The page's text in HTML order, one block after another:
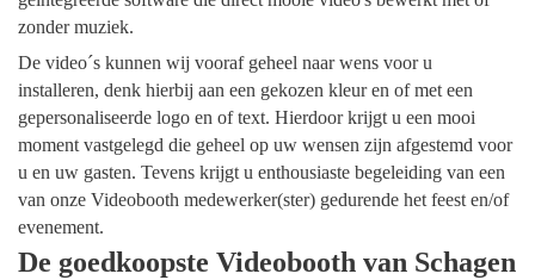
zonder muziek.
De video´s kunnen wij vooraf geheel naar wens voor u
installeren, denk hierbij aan een gekozen kleur en of met een
gepersonaliseerde logo en of text. Hierdoor krijgt u een mooi
moment vastgelegd die geheel op uw wensen zijn afgestemd voor
u en uw gasten. Tevens krijgt u enthousiaste begeleiding van een
van onze Videobooth medewerker(ster) gedurende het feest en/of
evenement.
De goedkoopste Videobooth van Schagen